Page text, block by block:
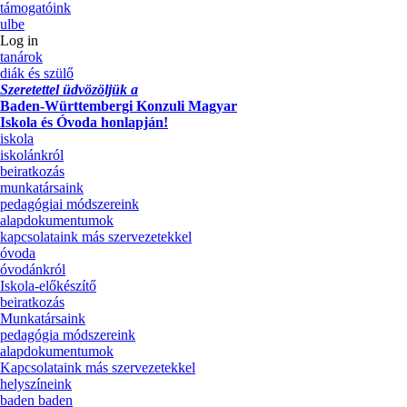
támogatóink
ulbe
Log in
tanárok
diák és szülő
Szeretettel üdvözöljük a
Baden-Württembergi Konzuli Magyar
Iskola és Óvoda honlapján!
iskola
iskolánkról
beiratkozás
munkatársaink
pedagógiai módszereink
alapdokumentumok
kapcsolataink más szervezetekkel
óvoda
óvodánkról
Iskola-előkészítő
beiratkozás
Munkatársaink
pedagógia módszereink
alapdokumentumok
Kapcsolataink más szervezetekkel
helyszíneink
baden baden